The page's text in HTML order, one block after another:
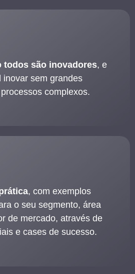
todos são inovadores, e
inovar sem grandes
complexos.
, com exemplos
o seu segmento, área
de mercado, através de
e cases de sucesso.